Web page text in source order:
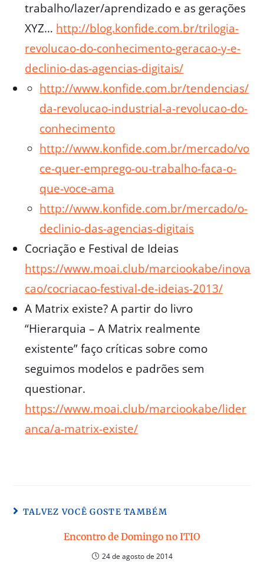
trabalho/lazer/aprendizado e as gerações
XYZ… http://blog.konfide.com.br/trilogia-
revolucao-do-conhecimento-geracao-y-e-
declinio-das-agencias-digitais/
http://www.konfide.com.br/tendencias/
da-revolucao-industrial-a-revolucao-do-
conhecimento
http://www.konfide.com.br/mercado/vo
ce-quer-emprego-ou-trabalho-faca-o-
que-voce-ama
http://www.konfide.com.br/mercado/o-
declinio-das-agencias-digitais
Cocriação e Festival de Ideias
https://www.moai.club/marciookabe/inova
cao/cocriacao-festival-de-ideias-2013/
A Matrix existe? A partir do livro
“Hierarquia – A Matrix realmente
existente” faço críticas sobre como
seguimos modelos e padrões sem
questionar.
https://www.moai.club/marciookabe/lider
anca/a-matrix-existe/
TALVEZ VOCÊ GOSTE TAMBÉM
Encontro de Domingo no ITIO
24 de agosto de 2014